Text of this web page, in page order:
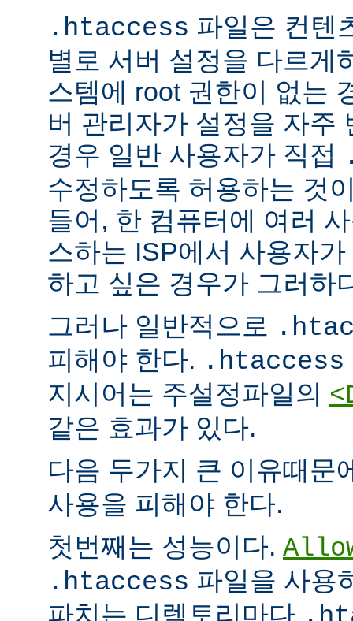
.htaccess 파일은 컨텐
별로 서버 설정을 다르게
스템에 root 권한이 없는
버 관리자가 설정을 자주
경우 일반 사용자가 직접
수정하도록 허용하는 것
들어, 한 컴퓨터에 여러
스하는 ISP에서 사용자
하고 싶은 경우가 그러하
그러나 일반적으로
피해야 한다. .htaccess
지시어는 주설정파일의
같은 효과가 있다.
다음 두가지 큰 이유때문
사용을 피해야 한다.
첫번째는 성능이다.
.htaccess 파일을 사용
파치는 디렉토리마다